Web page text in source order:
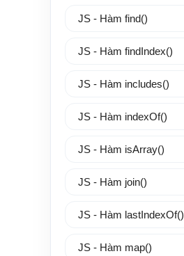
JS - Hàm find()
JS - Hàm findIndex()
JS - Hàm includes()
JS - Hàm indexOf()
JS - Hàm isArray()
JS - Hàm join()
JS - Hàm lastIndexOf()
JS - Hàm map()